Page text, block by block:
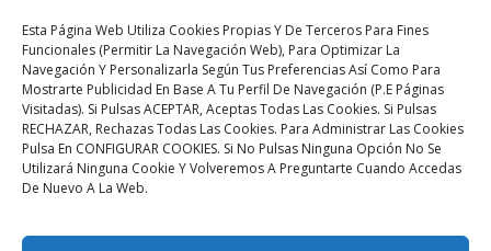
Esta Página Web Utiliza Cookies Propias Y De Terceros Para Fines
Funcionales (permitir La Navegación Web), Para Optimizar La
Navegación Y Personalizarla Según Tus Preferencias Así Como Para
Mostrarte Publicidad En Base A Tu Perfil De Navegación (p.e Páginas
Visitadas). Si Pulsas ACEPTAR, Aceptas Todas Las Cookies. Si Pulsas
RECHAZAR, Rechazas Todas Las Cookies. Para Administrar Las Cookies
Pulsa En CONFIGURAR COOKIES. Si No Pulsas Ninguna Opción No Se
Utilizará Ninguna Cookie Y Volveremos A Preguntarte Cuando Accedas
De Nuevo A La Web.
lo
que
hacemos
y
vendemos.
Aviso legal |
Condiciones de venta y envíos |